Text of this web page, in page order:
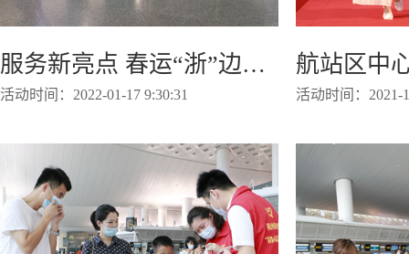
服务新亮点 春运“浙”边暖 春运进行时——航站区中心春运首日推出多项暖心服务
活动时间：2022-01-17 9:30:31 活动时间：2021-